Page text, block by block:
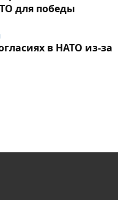
для победы
в НАТО из-за